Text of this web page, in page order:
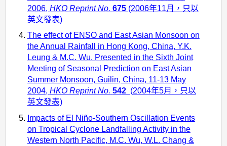
2006, HKO Reprint No. 675(2006年11月，只以
英文發表)
The effect of ENSO and East Asian Monsoon on
the Annual Rainfall in Hong Kong, China, Y.K.
Leung & M.C. Wu. Presented in the Sixth Joint
Meeting of Seasonal Prediction on East Asian
Summer Monsoon, Guilin, China, 11-13 May
2004, HKO Reprint No. 542(2004年5月，只以
英文發表)
Impacts of El Niño-Southern Oscillation Events
on Tropical Cyclone Landfalling Activity in the
Western North Pacific, M.C. Wu, W.L. Chang &